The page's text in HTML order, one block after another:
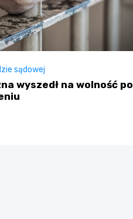
sądowej
wyszedł na wolność po